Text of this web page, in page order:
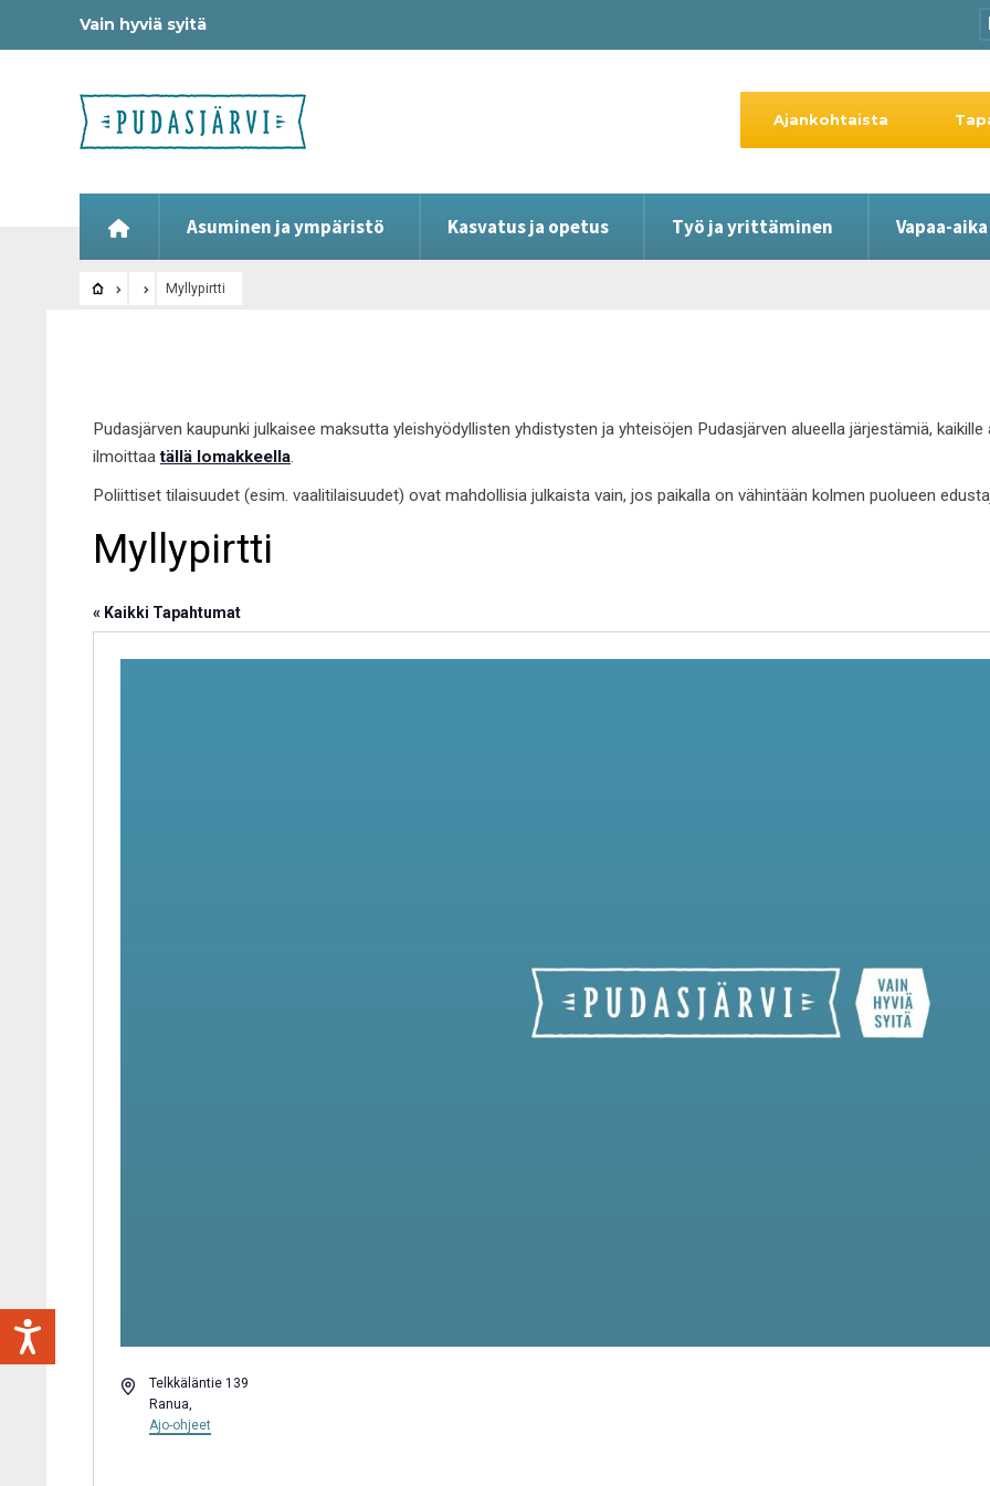
Vain hyviä syitä
Asuminen ja ympäristö Kasvatus ja opetus Työ ja yrittäminen Vapaa-
Ajankohtaista
Myllypirtti
Pudasjärven kaupunki julkaisee maksutta yleishyödyllisten yhdistysten ja yhteisöjen Pudasjärven alueella järjestämiä,
ilmoittaatällä lomakkeella.
Poliittiset tilaisuudet (esim. vaalitilaisuudet) ovat mahdollisia julkaista vain, jos paikalla on vähintään kolmen puolueen
Myllypirtti
« Kaikki Tapahtumat
OsoiteTelkkäläntie 139
Ranua
Ajo-ohjeet